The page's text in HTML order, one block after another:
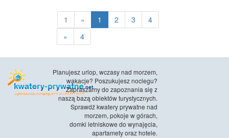
1 « 1 2 3
4
»
4
Planujesz urlop, wczasy nad morzem,
wakacje? Poszukujesz noclegu?
Zapraszamy do zapoznania się z
naszą bazą obiektów turystycznych.
Sprawdź kwatery prywatne nad
morzem, pokoje w górach,
domki letniskowe do wynajęcia,
apartamety oraz hotele.